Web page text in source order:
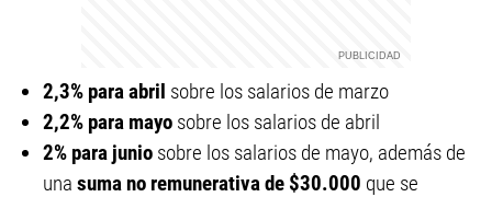
2,3% para abril sobre los salarios de marzo
2,2% para mayo sobre los salarios de abril
2% para junio sobre los salarios de mayo, además de
una suma no remunerativa de $30.000 que se